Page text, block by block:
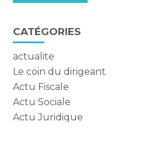
CATÉGORIES
actualite
Le coin du dirigeant
Actu Fiscale
Actu Sociale
Actu Juridique